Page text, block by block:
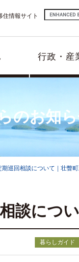
行政・産
住情報サイト
のお知
期巡回相談について｜壮瞥
談につ
暮らしガイド